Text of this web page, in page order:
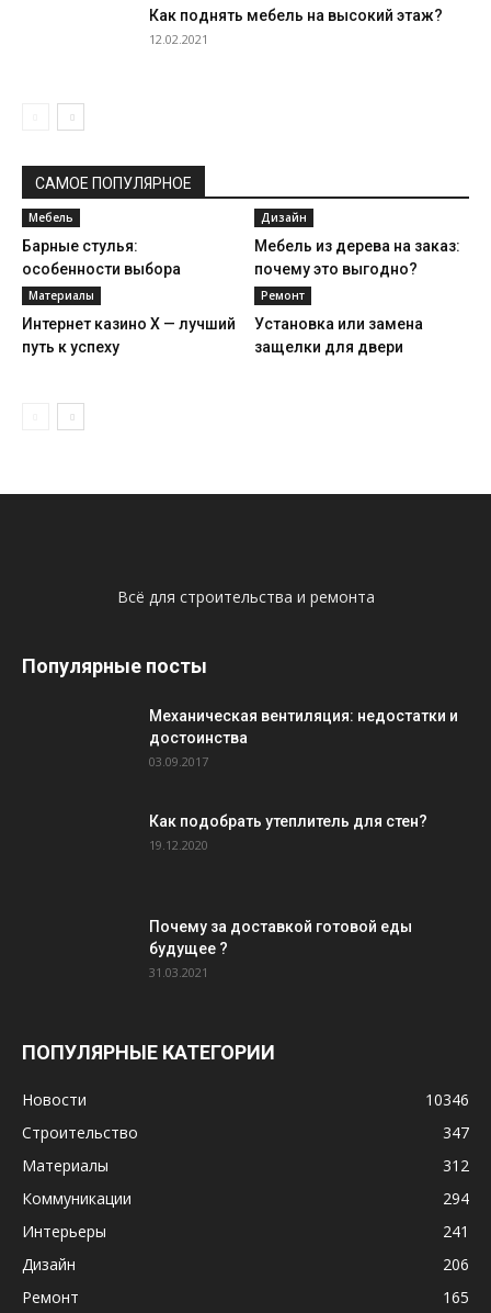
Как поднять мебель на высокий этаж?
12.02.2021
САМОЕ ПОПУЛЯРНОЕ
Мебель
Барные стулья:
особенности выбора
Дизайн
Мебель из дерева на заказ:
почему это выгодно?
Материалы
Интернет казино X — лучший
путь к успеху
Ремонт
Установка или замена
защелки для двери
Всё для строительства и ремонта
Популярные посты
Механическая вентиляция: недостатки и
достоинства
03.09.2017
Как подобрать утеплитель для стен?
19.12.2020
Почему за доставкой готовой еды
будущее ?
31.03.2021
ПОПУЛЯРНЫЕ КАТЕГОРИИ
Новости
10346
Строительство
347
Материалы
312
Коммуникации
294
Интерьеры
241
Дизайн
206
Ремонт
165